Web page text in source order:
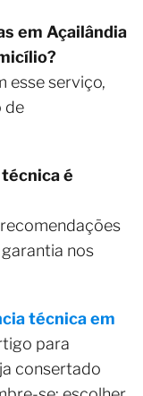
em Açailândia
esse serviço,
de
é
nos
técnica em
para
consertado